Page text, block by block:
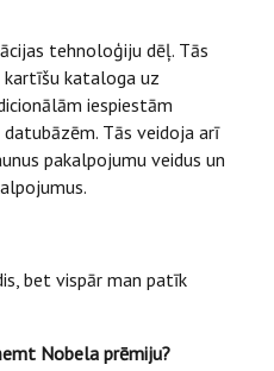
tehnoloģiju dēļ. Tās
kartīšu kataloga uz
iespiestām
Tās veidoja arī
pakalpojumu veidus un
bet vispār man patīk
Nobela prēmiju?